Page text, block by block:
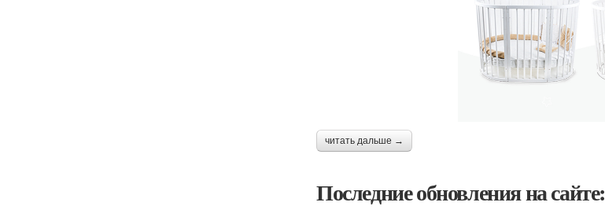
читать дальше →
Последние обновления на сайте: